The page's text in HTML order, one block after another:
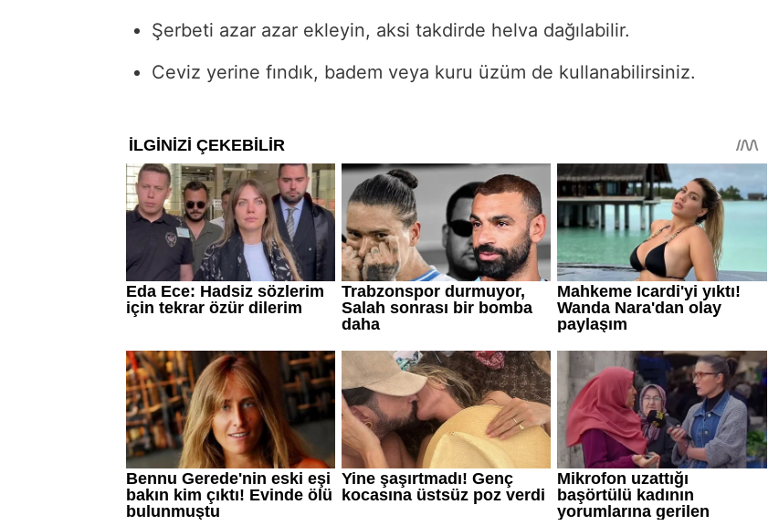
Şerbeti azar azar ekleyin, aksi takdirde helva dağılabilir.
Ceviz yerine fındık, badem veya kuru üzüm de kullanabilirsiniz.